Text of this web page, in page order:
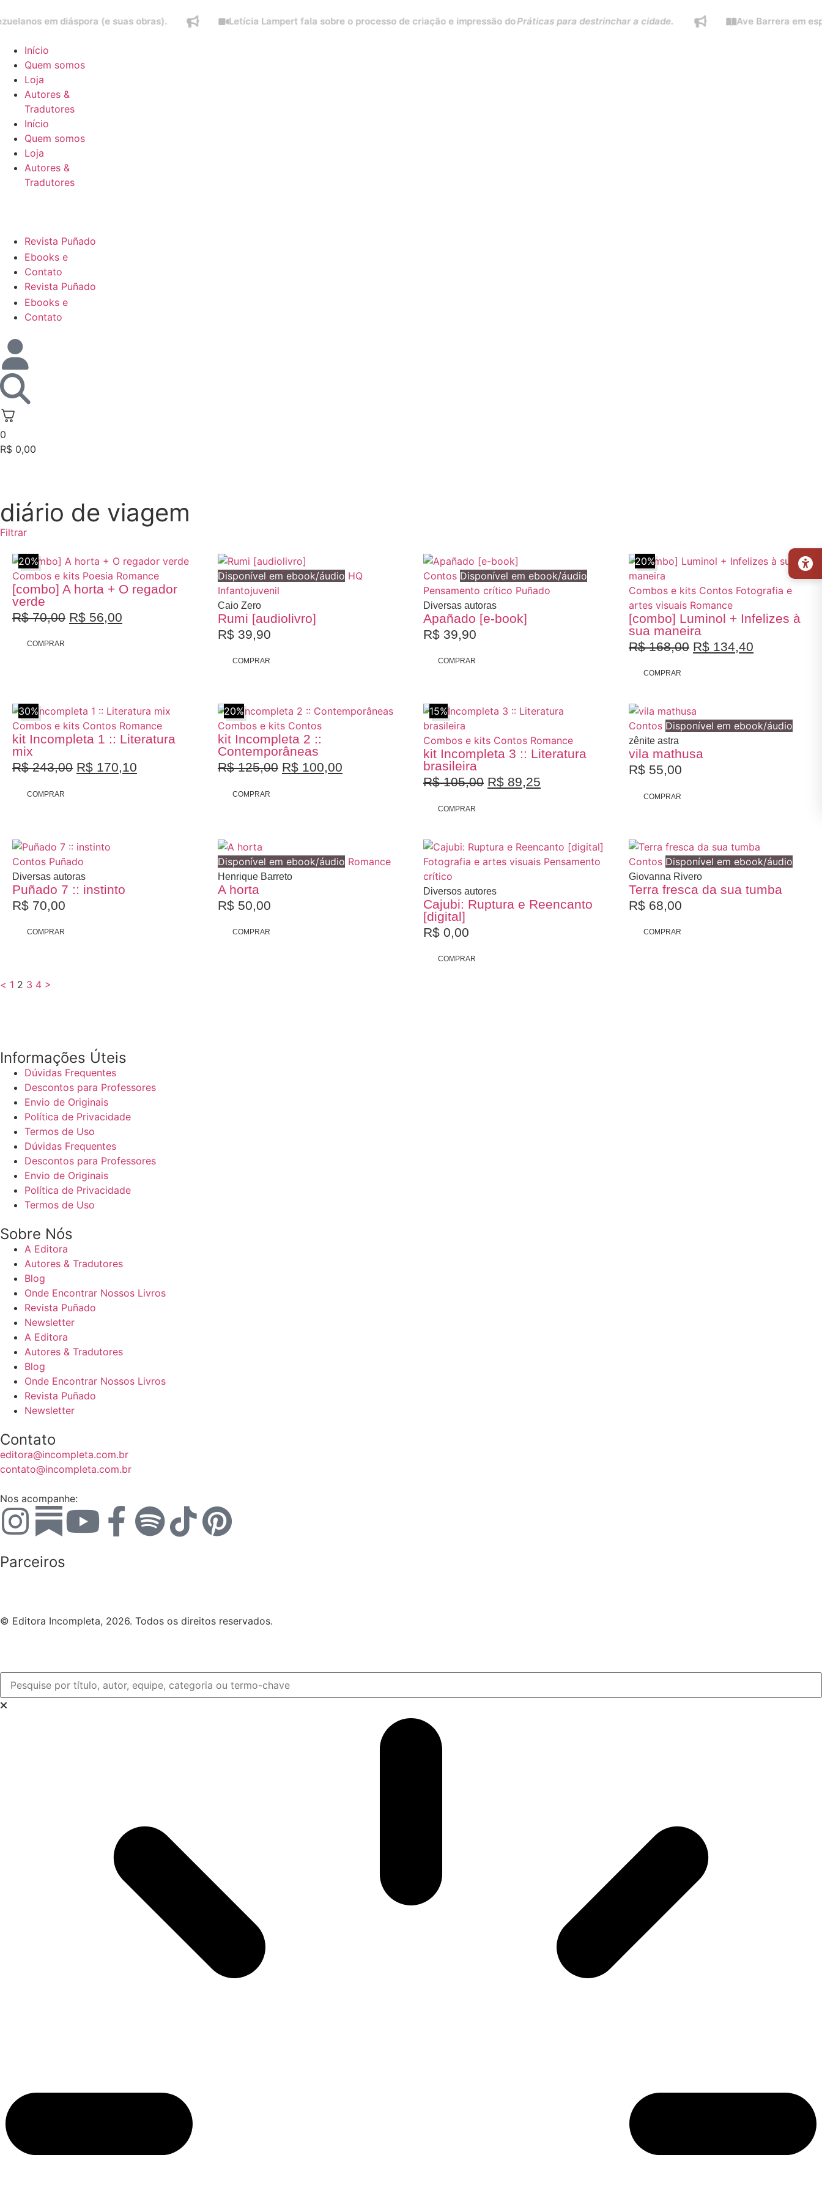
em diáspora (e suas obras). Letícia Lampert fala sobre o processo de criação e impressão doPráticas para destrinchar a cidade. Ave Barrera em especial
Início
Quem somos
Loja
Autores &
Tradutores
Início
Quem somos
Loja
Autores &
Tradutores
Revista Puñado
Ebooks e
Contato
Revista Puñado
Ebooks e
Contato
0
R$ 0,00
diário de viagem
Filtrar
Promoção
20%
Combos e kits Poesia Romance
[combo] A horta + O regador
verde
R$70,00 R$ 56,00
COMPRAR
Disponível em ebook/áudio HQ
Infantojuvenil
Caio Zero
Rumi [audiolivro]
R$ 39,90
COMPRAR
Contos Disponível em ebook/áudio
Pensamento crítico Puñado
Diversas autoras
Apañado [e-book]
R$ 39,90
COMPRAR
20%
Combos e kits Contos Fotografia e
artes visuais Romance
[combo] Luminol + Infelizes à
sua maneira
R$168,00 R$ 134,40
COMPRAR
30%
Combos e kits Contos Romance
kit Incompleta 1 :: Literatura
mix
R$243,00 R$ 170,10
COMPRAR
20%
Combos e kits Contos
kit Incompleta 2 ::
Contemporâneas
R$125,00 R$ 100,00
COMPRAR
15%
Combos e kits Contos Romance
kit Incompleta 3 :: Literatura
brasileira
R$105,00 R$ 89,25
COMPRAR
Contos Disponível em ebook/áudio
zênite astra
vila mathusa
R$ 55,00
COMPRAR
Contos Puñado
Diversas autoras
Puñado 7 :: instinto
R$ 70,00
COMPRAR
Disponível em ebook/áudio Romance
Henrique Barreto
A horta
R$ 50,00
COMPRAR
Fotografia e artes visuais Pensamento
crítico
Diversos autores
Cajubi: Ruptura e Reencanto
[digital]
R$ 0,00
COMPRAR
Contos Disponível em ebook/áudio
Giovanna Rivero
Terra fresca da sua tumba
R$ 68,00
COMPRAR
< 1 2 3 4 >
Informações Úteis
Dúvidas Frequentes
Descontos para Professores
Envio de Originais
Política de Privacidade
Termos de Uso
Dúvidas Frequentes
Descontos para Professores
Envio de Originais
Política de Privacidade
Termos de Uso
Sobre Nós
A Editora
Autores & Tradutores
Blog
Onde Encontrar Nossos Livros
Revista Puñado
Newsletter
A Editora
Autores & Tradutores
Blog
Onde Encontrar Nossos Livros
Revista Puñado
Newsletter
Contato
editora@incompleta.com.br
contato@incompleta.com.br
Nos acompanhe:
Parceiros
© Editora Incompleta, 2026. Todos os direitos reservados.